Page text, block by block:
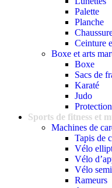
Palette
Planche
Ceinture
Boxe et arts
Boxe
Sacs de
Karaté
Judo
Sports de fitness et
Machines de
Tapis de
Vélo
Vélo
Vélo
Rameurs